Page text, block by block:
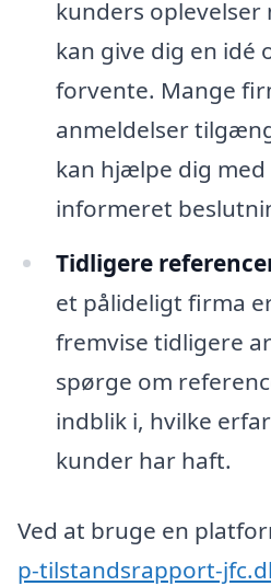
kunders
kan give dig en idé
forvente. Mange
anmeldelser
kan hjælpe dig
informeret
Tidligere
et pålideligt firma
fremvise tidligere
spørge om
indblik i, hvilke
kunder har haft.
Ved at bruge en
p-tilstandsrapport-